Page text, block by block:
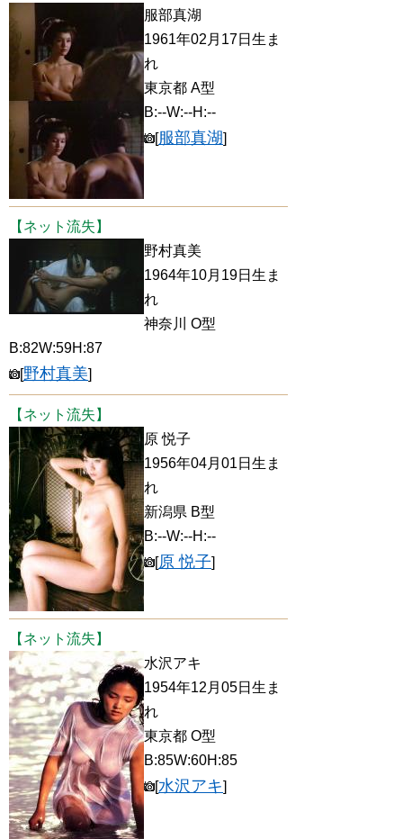
服部真湖
1961年02月17日生ま
れ
東京都 A型
B:--W:--H:--
服部真湖
【ネット流失】
野村真美
1964年10月19日生ま
れ
神奈川 O型
B:82W:59H:87
野村真美
【ネット流失】
原 悦子
1956年04月01日生ま
れ
新潟県 B型
B:--W:--H:--
原 悦子
【ネット流失】
水沢アキ
1954年12月05日生ま
れ
東京都 O型
B:85W:60H:85
水沢アキ